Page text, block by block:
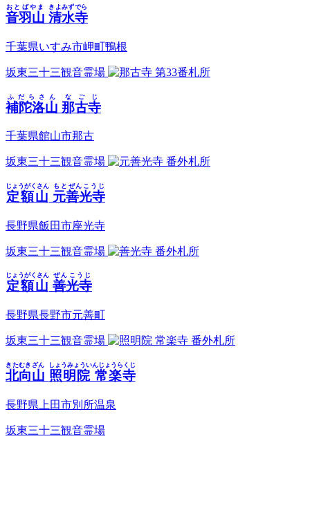
音羽山
おとばやま
清水寺
きよみずでら
千葉県いすみ市岬町鴨根
坂東三十三観音霊場 第33番札所
補陀洛山
ふだらさん
那古寺
なごじ
千葉県館山市那古
坂東三十三観音霊場 番外札所
定額山
じょうがくさん
元善光寺
もとぜんこうじ
長野県飯田市座光寺
坂東三十三観音霊場 番外札所
定額山
じょうがくさん
善光寺
ぜんこうじ
長野県長野市元善町
坂東三十三観音霊場 番外札所
北向山
きたむきざん
照明院 常楽寺
しょうみょういんじょうらくじ
長野県上田市別所温泉
坂東三十三観音霊場